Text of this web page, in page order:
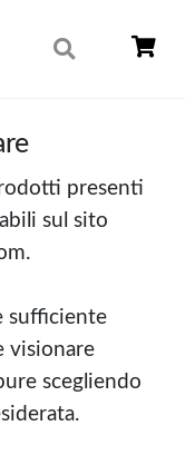
presenti
sul sito
sufficiente
visionare
scegliendo